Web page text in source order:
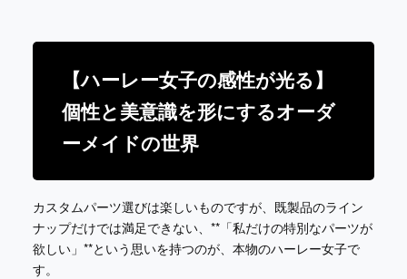
【ハーレー女子の感性が光る】
個性と美意識を形にするオーダ
ーメイドの世界
カスタムパーツ選びは楽しいものですが、既製品のライン
ナップだけでは満足できない、**「私だけの特別なパーツが
欲しい」**という思いを持つのが、本物のハーレー女子で
す。